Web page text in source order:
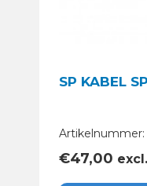
SP KABEL
Artikelnummer:
€47,00